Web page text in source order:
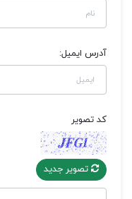
آدرس ایمیل:
کد تصویر
تصویر جدید